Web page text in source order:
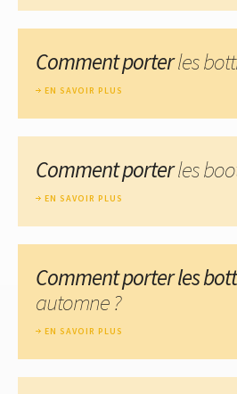
Comment porterles
EN SAVOIR PLUS
Comment porterles
EN SAVOIR PLUS
Comment porter les
automne ?
EN SAVOIR PLUS